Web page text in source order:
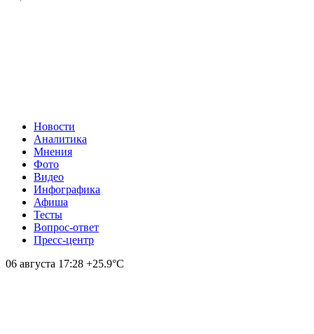
Новости
Аналитика
Мнения
Фото
Видео
Инфографика
Афиша
Тесты
Вопрос-ответ
Пресс-центр
06 августа 17:28 +25.9°С